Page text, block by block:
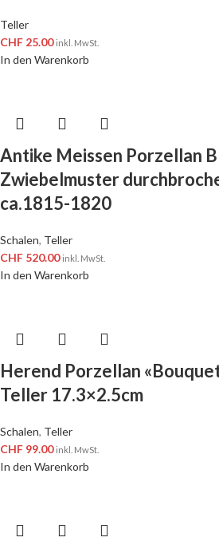
Teller
CHF 25.00 inkl. MwSt.
In den Warenkorb
Antike Meissen Porzellan
Zwiebelmuster
ca.1815-1820
Schalen, Teller
CHF 520.00 inkl. MwSt.
In den Warenkorb
Herend Porzellan
Teller 17.3×2.5cm
Schalen, Teller
CHF 99.00 inkl. MwSt.
In den Warenkorb